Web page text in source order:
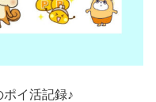
イ活記録♪